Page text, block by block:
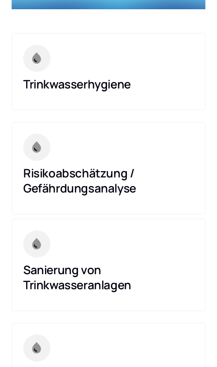
Trinkwasserhygiene
Risikoabschätzung /
Gefährdungsanalyse
Sanierung von
Trinkwasseranlagen